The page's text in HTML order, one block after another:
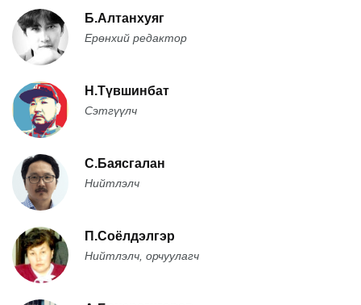
Б.Алтанхуяг
Ерөнхий редактор
Н.Түвшинбат
Сэтгүүлч
С.Баясгалан
Нийтлэлч
П.Соёлдэлгэр
Нийтлэлч, орчуулагч